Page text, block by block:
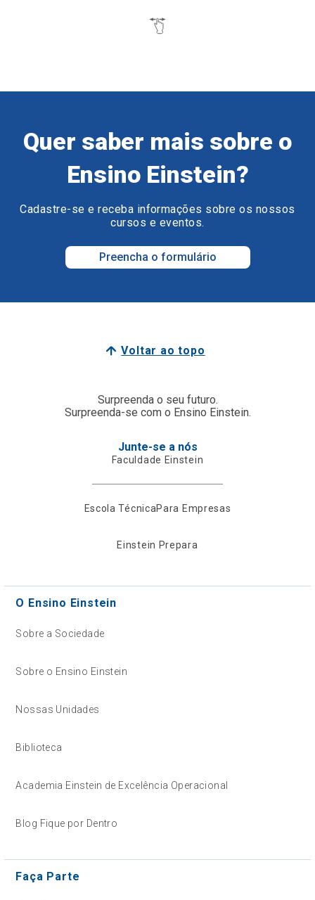
Quer saber mais sobre o
Ensino Einstein?
Cadastre-se e receba informações sobre os nossos
cursos e eventos.
Preencha o formulário
Voltar ao topo
Surpreenda o seu futuro.
Surpreenda-se com o Ensino Einstein.
Junte-se a nós
Faculdade Einstein
Escola TécnicaPara Empresas
Einstein Prepara
O Ensino Einstein
Sobre a Sociedade
Sobre o Ensino Einstein
Nossas Unidades
Biblioteca
Academia Einstein de Excelência Operacional
Blog Fique por Dentro
Faça Parte